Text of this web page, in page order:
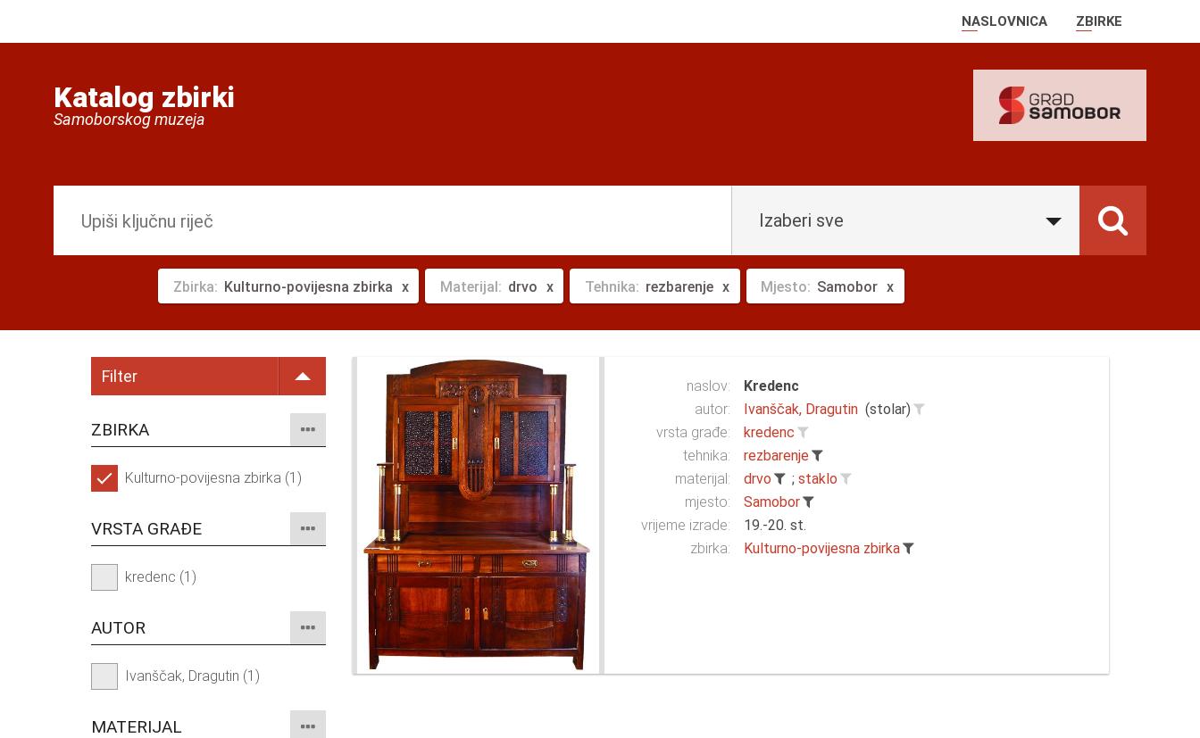
NASLOVNICA ZBIRKE
Katalog zbirki
Samoborskog muzeja
Izaberi sve
Zbirka: Kulturno-povijesna zbirka Materijal: drvo Tehnika: rezbarenje Mjesto: Samobor
Filter
ZBIRKA
Kulturno-povijesna zbirka (1)
VRSTA GRAĐE
kredenc (1)
AUTOR
Ivanščak, Dragutin (1)
MATERIJAL
naslov:
Kredenc
autor:
Ivanščak, Dragutin (stolar)
vrsta građe:
kredenc
tehnika:
rezbarenje
materijal:
drvo ; staklo
mjesto:
Samobor
vrijeme izrade:
19.-20. st.
zbirka:
Kulturno-povijesna zbirka